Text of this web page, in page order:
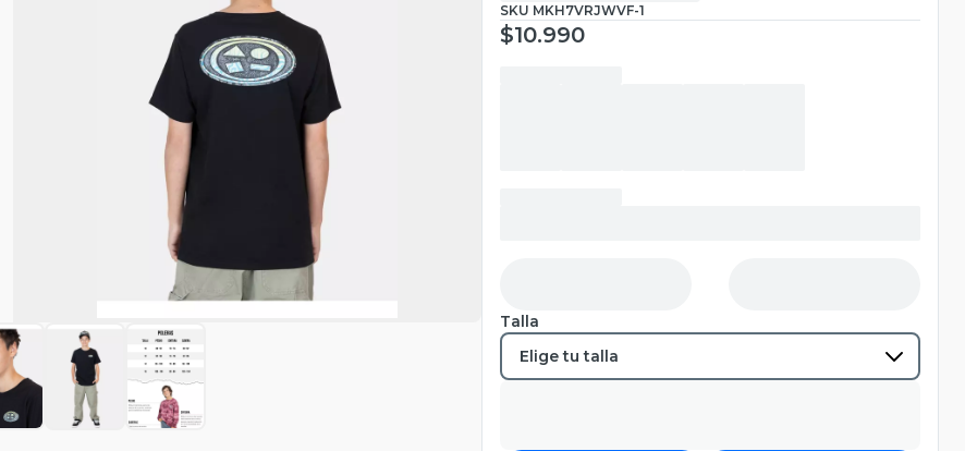
SKU MKH7VRJWVF-1
$10.990
Talla